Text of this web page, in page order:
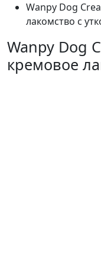
Wanpy Dog
лакомство с
Wanpy Dog
кремовое